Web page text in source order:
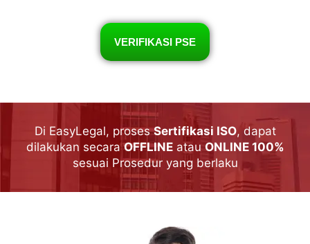
VERIFIKASI PSE
Di EasyLegal, prosesSertifikasi ISO, dapat
dilakukan secaraOFFLINEatau ONLINE 100%
sesuai Prosedur yang berlaku